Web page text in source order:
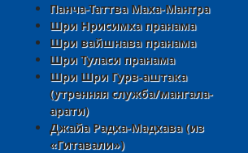
Панча-Таттва Маха-Мантра
Шри Нрисимха пранама
Шри вайшнава пранама
Шри Туласи пранама
Шри Шри Гурв-аштака
(утренняя служба/мангала-
арати)
Джайа Радха-Мадхава (из
«Гитавали»)